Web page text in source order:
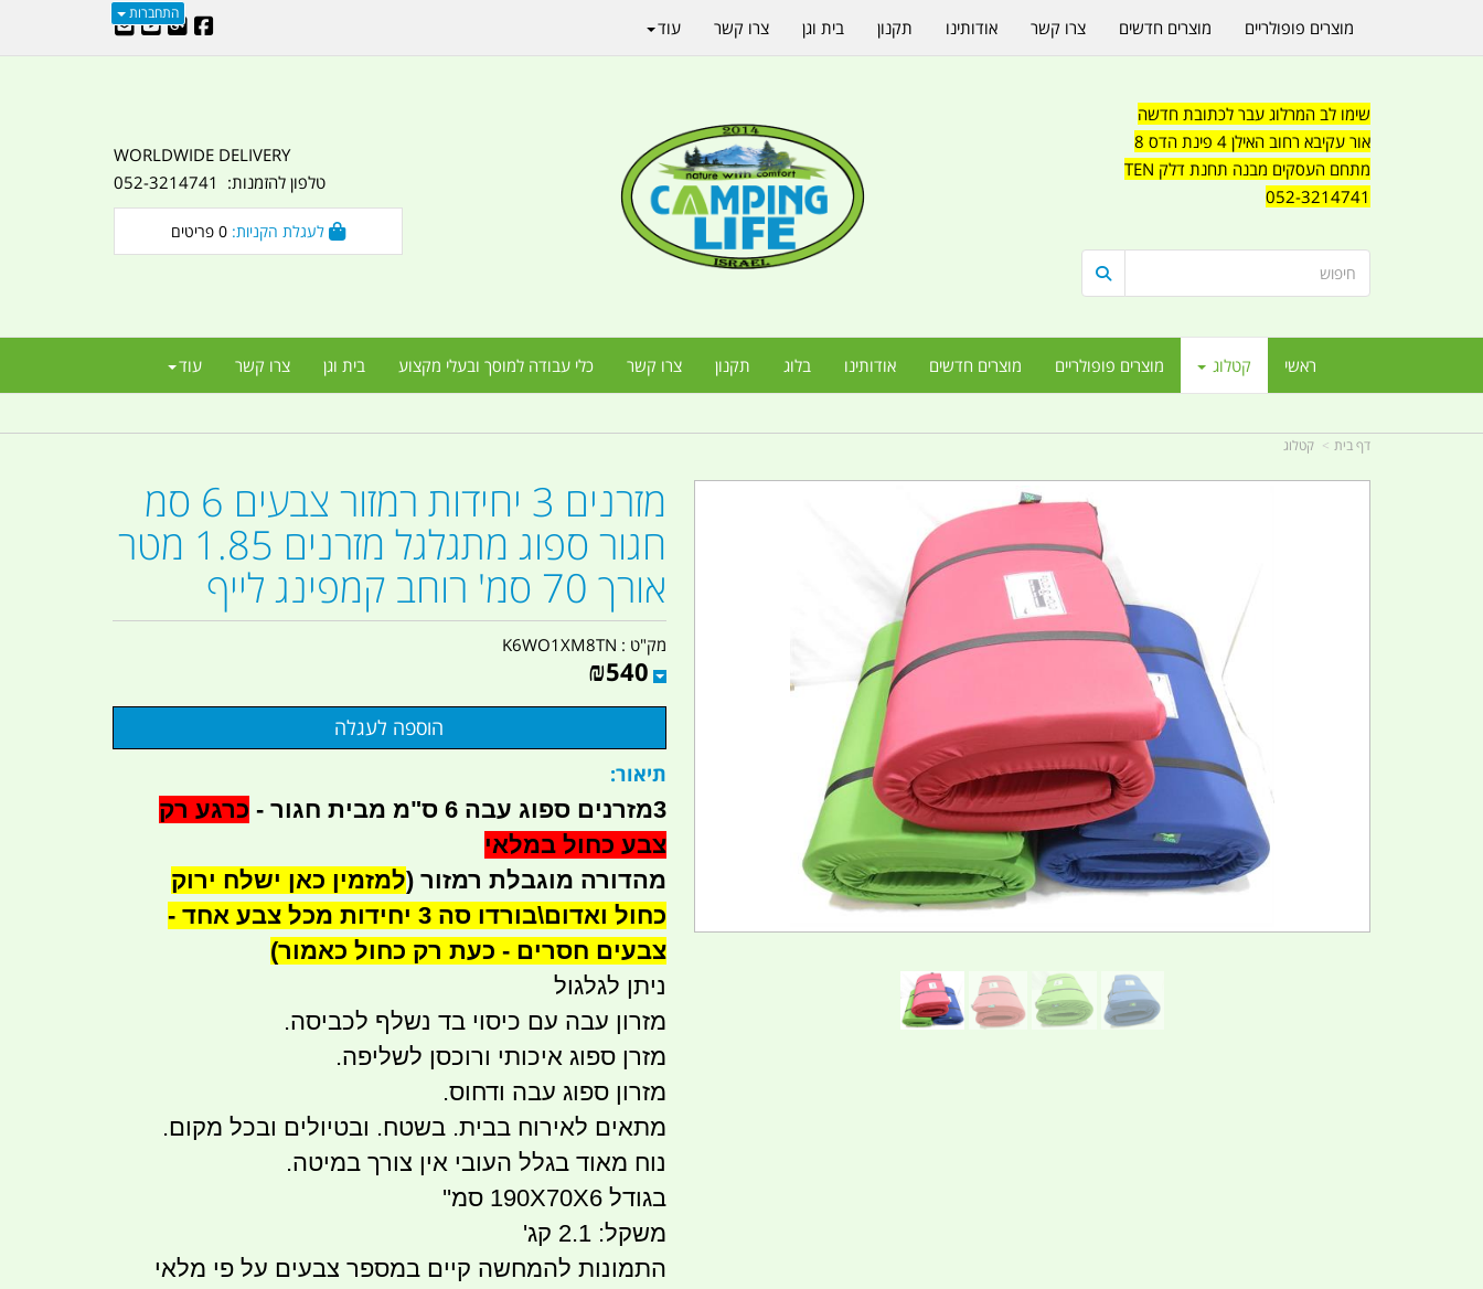
התחברות
שימו לב המרלוג עבר לכתובת חדשה
אור עקיבא רחוב האילן 4 פינת הדס 8
מתחם העסקים מבנה תחנת דלק TEN
052-3214741
WORLDWIDE DELIVERY
טלפון להזמנות: 052-3214741
0
ראשי קטלוג מוצרים פופולריים מוצרים חדשים אודותינו בלוג תקנון צרו קשר כלי עבודה למוסך ובעלי מקצוע בית וגן צרו קשר עוד
מוצרים פופולריים מוצרים חדשים צרו קשר אודותינו תקנון בית וגן צרו קשר עוד
דף בית קטלוג
מזרנים 3 יחידות רמזור צבעים 6 סמ
חגור ספוג מתגלגל מזרנים 1.85 מטר
אורך 70 סמ' רוחב קמפינג לייף
מק"ט : K6WO1XM8TN
₪540
תיאור:
3מזרנים ספוג עבה 6 ס"מ מבית חגור -
כרגע רק
צבע כחול במלאי
מהדורה מוגבלת רמזור (למזמין כאן ישלח ירוק
כחול ואדום\בורדו סה 3 יחידות מכל צבע אחד -
צבעים חסרים - כעת רק כחול כאמור)
ניתן לגלגול
מזרון עבה עם כיסוי בד נשלף לכביסה.
מזרן ספוג איכותי ורוכסן לשליפה.
מזרון ספוג עבה ודחוס.
מתאים לאירוח בבית. בשטח. ובטיולים ובכל מקום.
נוח מאוד בגלל העובי אין צורך במיטה.
בגודל 190X70X6 סמ''
משקל: 2.1 קג'
התמונות להמחשה קיים במספר צבעים על פי מלאי